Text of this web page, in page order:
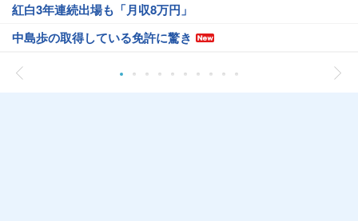
紅白3年連続出場も「月収8万円」
中島歩の取得している免許に驚き